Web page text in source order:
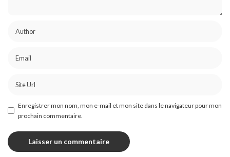
Enregistrer mon nom, mon e-mail et mon site dans le navigateur pour mon
prochain commentaire.